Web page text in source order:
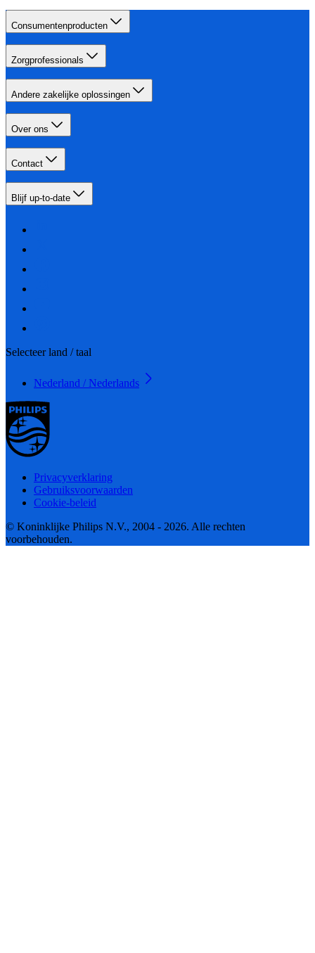
Consumentenproducten
Zorgprofessionals
Andere zakelijke oplossingen
Over ons
Contact
Blijf up-to-date
Selecteer land / taal
Nederland / Nederlands
Privacyverklaring
Gebruiksvoorwaarden
Cookie-beleid
© Koninklijke Philips N.V., 2004 - 2026. Alle rechten
voorbehouden.